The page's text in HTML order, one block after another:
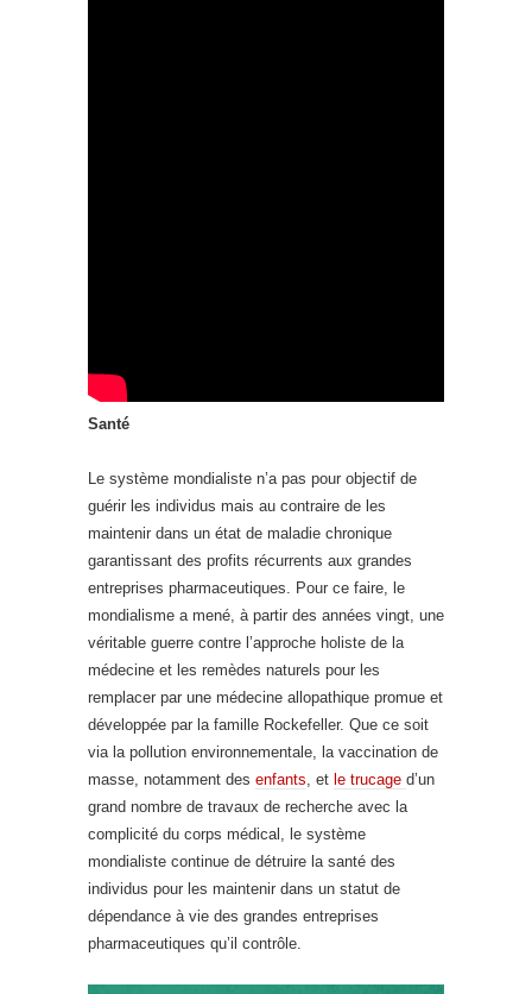
Santé
Le système mondialiste n’a pas pour objectif de
guérir les individus mais au contraire de les
maintenir dans un état de maladie chronique
garantissant des profits récurrents aux grandes
entreprises pharmaceutiques. Pour ce faire, le
mondialisme a mené, à partir des années vingt, une
véritable guerre contre l’approche holiste de la
médecine et les remèdes naturels pour les
remplacer par une médecine allopathique promue et
développée par la famille Rockefeller. Que ce soit
via la pollution environnementale, la vaccination de
masse, notamment des enfants , et le trucage d’un
grand nombre de travaux de recherche avec la
complicité du corps médical, le système
mondialiste continue de détruire la santé des
individus pour les maintenir dans un statut de
dépendance à vie des grandes entreprises
pharmaceutiques qu’il contrôle.